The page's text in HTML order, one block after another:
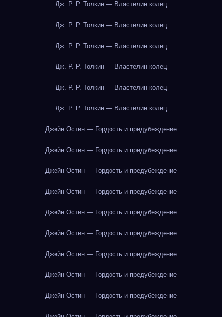
Дж. Р. Р. Толкин — Властелин колец
Дж. Р. Р. Толкин — Властелин колец
Дж. Р. Р. Толкин — Властелин колец
Дж. Р. Р. Толкин — Властелин колец
Дж. Р. Р. Толкин — Властелин колец
Дж. Р. Р. Толкин — Властелин колец
Джейн Остин — Гордость и предубеждение
Джейн Остин — Гордость и предубеждение
Джейн Остин — Гордость и предубеждение
Джейн Остин — Гордость и предубеждение
Джейн Остин — Гордость и предубеждение
Джейн Остин — Гордость и предубеждение
Джейн Остин — Гордость и предубеждение
Джейн Остин — Гордость и предубеждение
Джейн Остин — Гордость и предубеждение